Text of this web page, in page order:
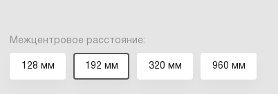
Межцентровое расстояние:
128 мм 192 мм 320 мм 960 мм